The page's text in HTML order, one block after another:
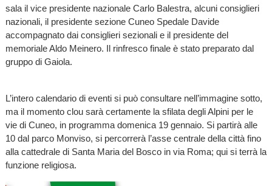
sala il vice presidente nazionale Carlo Balestra, alcuni consiglieri
nazionali, il presidente sezione Cuneo Spedale Davide
accompagnato dai consiglieri sezionali e il presidente del
memoriale Aldo Meinero. Il rinfresco finale è stato preparato dal
gruppo di Gaiola.
L’intero calendario di eventi si può consultare nell’immagine sotto,
ma il momento clou sarà certamente la sfilata degli Alpini per le
vie di Cuneo, in programma domenica 19 gennaio. Si partirà alle
10 dal parco Monviso, si percorrerà l’asse centrale della città fino
alla cattedrale di Santa Maria del Bosco in via Roma; qui si terrà la
funzione religiosa.